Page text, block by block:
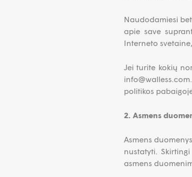
Naudodamiesi
apie save
Interneto
Jei turite kokių
politikos
2. Asmens
Asmens
nustatyti.
asmens